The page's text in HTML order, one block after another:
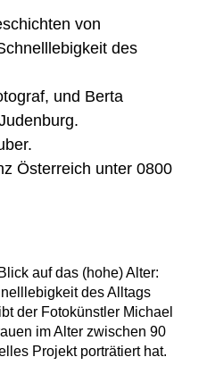
von
des
und Berta
Österreich unter 0800
auf das (hohe) Alter:
des Alltags
der Fotokünstler Michael
im Alter zwischen 90
Projekt porträtiert hat.